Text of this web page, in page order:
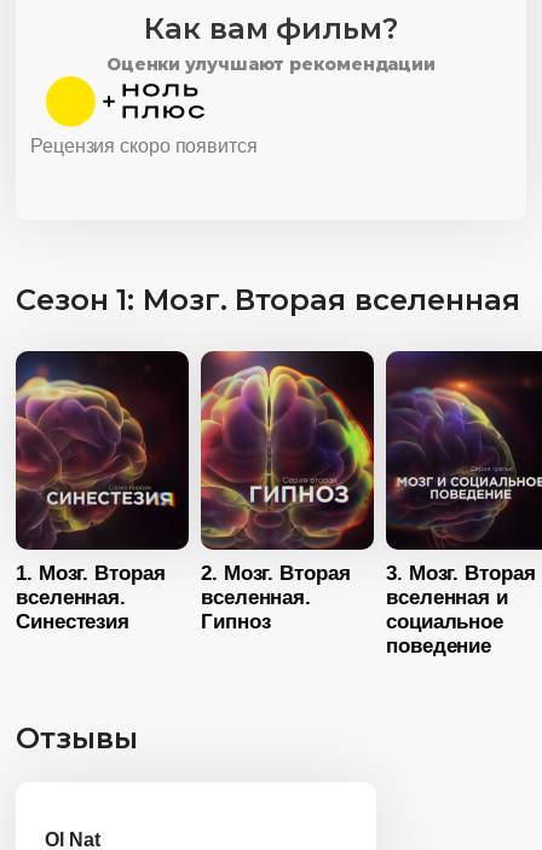
Как вам фильм?
Оценки улучшают рекомендации
Рецензия скоро появится
Сезон 1: Мозг. Вторая вселенная
1. Мозг. Вторая
вселенная.
Синестезия
2. Мозг. Вторая
вселенная.
Гипноз
3. Мозг. Вторая
вселенная и
социальное
поведение
Отзывы
Ol Nat